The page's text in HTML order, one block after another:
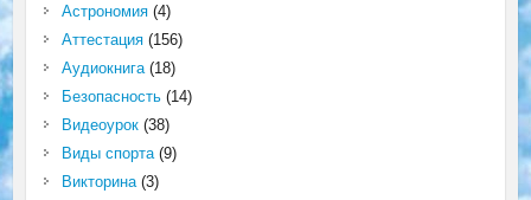
Астрономия(4)
Аттестация(156)
Аудиокнига(18)
Безопасность(14)
Видеоурок(38)
Виды спорта(9)
Викторина(3)